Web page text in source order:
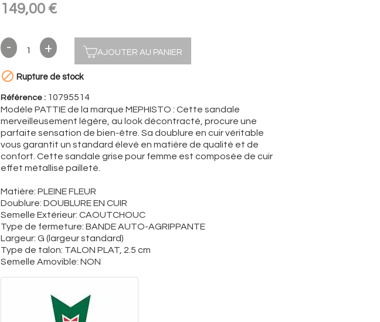
149,00 €
AJOUTER AU PANIER
 Rupture de stock
Référence : 10795514
Modèle PATTIE de la marque MEPHISTO : Cette sandale
merveilleusement légère, au look décontracté, procure une
parfaite sensation de bien-être. Sa doublure en cuir véritable
vous garantit un standard élevé en matière de qualité et de
confort. Cette sandale grise pour femme est composée de cuir
effet métallisé pailleté.
Matière: PLEINE FLEUR
Doublure: DOUBLURE EN CUIR
Semelle Extérieur: CAOUTCHOUC
Type de fermeture: BANDE AUTO-AGRIPPANTE
Largeur: G (largeur standard)
Type de talon: TALON PLAT, 2.5 cm
Semelle Amovible: NON